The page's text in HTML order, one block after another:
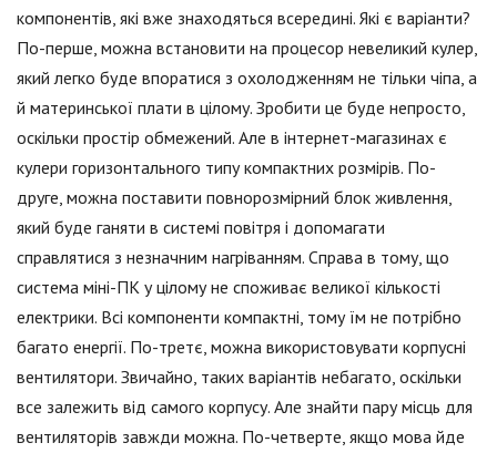
компонентів, які вже знаходяться всередині. Які є варіанти?
По-перше, можна встановити на процесор невеликий кулер,
який легко буде впоратися з охолодженням не тільки чіпа, а
й материнської плати в цілому. Зробити це буде непросто,
оскільки простір обмежений. Але в інтернет-магазинах є
кулери горизонтального типу компактних розмірів. По-
друге, можна поставити повнорозмірний блок живлення,
який буде ганяти в системі повітря і допомагати
справлятися з незначним нагріванням. Справа в тому, що
система міні-ПК у цілому не споживає великої кількості
електрики. Всі компоненти компактні, тому їм не потрібно
багато енергії. По-третє, можна використовувати корпусні
вентилятори. Звичайно, таких варіантів небагато, оскільки
все залежить від самого корпусу. Але знайти пару місць для
вентиляторів завжди можна. По-четверте, якщо мова йде